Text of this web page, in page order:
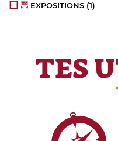
EXPOSITIONS (1)
TES